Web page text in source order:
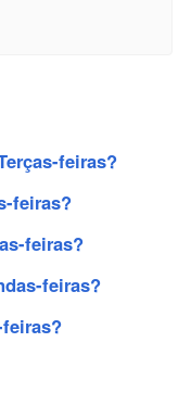
feiras?
feiras?
feiras?
feiras?